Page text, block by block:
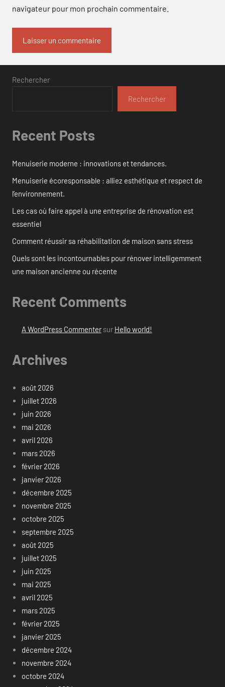
navigateur pour mon prochain commentaire.
Rechercher
Rechercher
Recent Posts
Menuiserie moderne : innovations et tendances.
Menuiserie écoresponsable : alliez esthétique et respect de
l’environnement.
Les cas où faire appel à une entreprise de rénovation est
essentiel
Comment réussir sa réhabilitation de maison sans stress
Quels sont les incontournables pour rénover intelligemment
une maison ancienne ou récente
Recent Comments
A WordPress Commentersur Hello world!
Archives
août 2026
juillet 2026
juin 2026
mai 2026
avril 2026
mars 2026
février 2026
janvier 2026
décembre 2025
novembre 2025
octobre 2025
septembre 2025
août 2025
juillet 2025
juin 2025
mai 2025
avril 2025
mars 2025
février 2025
janvier 2025
décembre 2024
novembre 2024
octobre 2024